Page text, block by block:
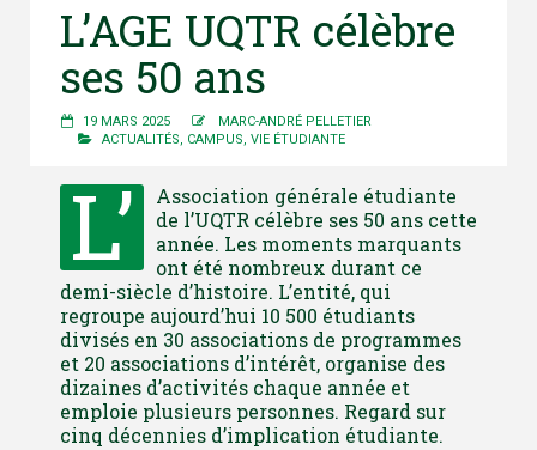
L’AGE UQTR célèbre
ses 50 ans
19 MARS 2025
MARC-ANDRÉ PELLETIER
ACTUALITÉS, CAMPUS, VIE ÉTUDIANTE
L’
Association générale étudiante
de l’UQTR célèbre ses 50 ans cette
année. Les moments marquants
ont été nombreux durant ce
demi-siècle d’histoire. L’entité, qui
regroupe aujourd’hui 10 500 étudiants
divisés en 30 associations de programmes
et 20 associations d’intérêt, organise des
dizaines d’activités chaque année et
emploie plusieurs personnes. Regard sur
cinq décennies d’implication étudiante.